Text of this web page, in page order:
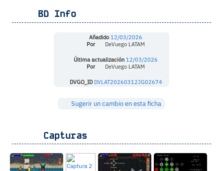
BD Info
Añadido 12/03/2026
Por
DeVuego LATAM
Última actualización 12/03/2026
Por
DeVuego LATAM
DVGO_ID DVLAT20260312JG02674
Sugerir un cambio en esta ficha
Capturas